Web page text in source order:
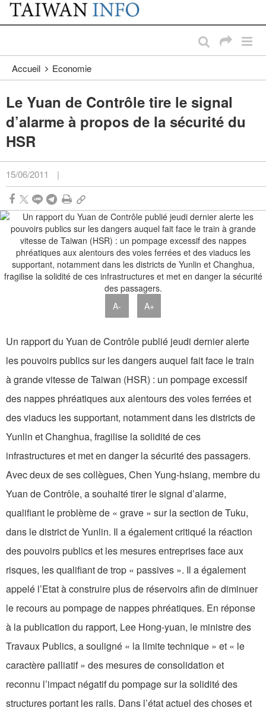
Passer au contenu principal
:::
Accueil Economie
Le Yuan de Contrôle tire le signal
d’alarme à propos de la sécurité du
HSR
15/06/2011 |
A- A+
Un rapport du Yuan de Contrôle publié jeudi dernier alerte
les pouvoirs publics sur les dangers auquel fait face le train
à grande vitesse de Taiwan (HSR) : un pompage excessif
des nappes phréatiques aux alentours des voies ferrées et
des viaducs les supportant, notamment dans les districts de
Yunlin et Changhua, fragilise la solidité de ces
infrastructures et met en danger la sécurité des passagers.
Avec deux de ses collègues, Chen Yung-hsiang, membre du
Yuan de Contrôle, a souhaité tirer le signal d’alarme,
qualifiant le problème de « grave » sur la section de Tuku,
dans le district de Yunlin. Il a également critiqué la réaction
des pouvoirs publics et les mesures entreprises face aux
risques, les qualifiant de trop « passives ». Il a également
appelé l’Etat à construire plus de réservoirs afin de diminuer
le recours au pompage de nappes phréatiques. En réponse
à la publication du rapport, Lee Hong-yuan, le ministre des
Travaux Publics, a souligné « la limite technique » et « le
caractère palliatif » des mesures de consolidation et
reconnu l’impact négatif du pompage sur la solidité des
structures portant les rails. Dans l’état actuel des choses et